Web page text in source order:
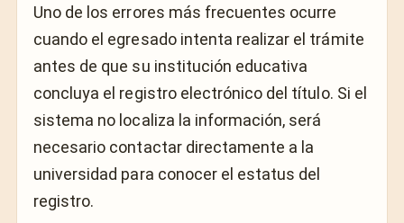
Uno de los errores más frecuentes ocurre
cuando el egresado intenta realizar el trámite
antes de que su institución educativa
concluya el registro electrónico del título. Si el
sistema no localiza la información, será
necesario contactar directamente a la
universidad para conocer el estatus del
registro.